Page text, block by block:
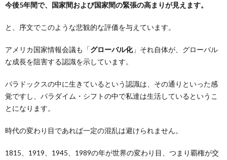
今後5年間で、国家間および国家間の緊張の高まりが見えます。
と、序文でこのような悲観的な評価を与えています。
アメリカ国家情報会議も「グローバル化」それ自体が、グローバル
な成長を阻害する認識を示しています。
パラドックスの中に生きているという認識は、その通りといった感
覚ですし、パラダイム・シフトの中で私達は生活しているというこ
とになります。
時代の変わり目であれば一定の混乱は避けられません。
1815、1919、1945、1989の年が世界の変わり目、つまり覇権が交